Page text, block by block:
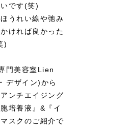
です(笑)
うれい線や弛み
ければ良かった
)
門美容室Lien
デザイン)から
ンチエイジング
培養液』&『イ
スクのご紹介で